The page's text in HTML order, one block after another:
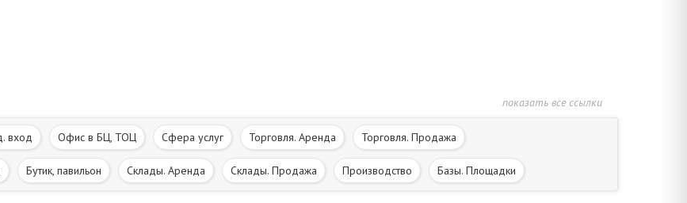
показать все ссылки
вход Офис в БЦ, ТОЦ Сфера услуг Торговля. Аренда Торговля. Продажа
Бутик, павильон Склады. Аренда Склады. Продажа Производство Базы. Площадки